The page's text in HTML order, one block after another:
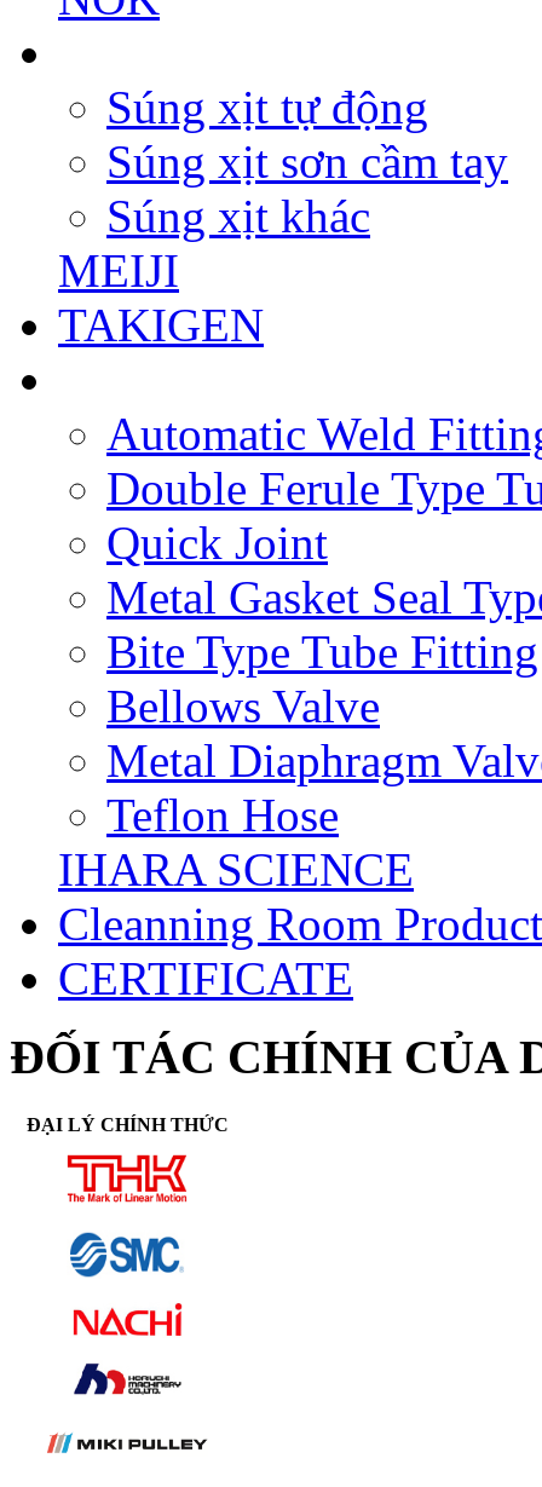
Súng xịt tự động
Súng xịt sơn cầm tay
Súng xịt khác
MEIJI
TAKIGEN
Automatic Weld
Double Ferule Type
Quick Joint
Metal Gasket Seal
Bite Type Tube Fitting
Bellows Valve
Metal Diaphragm
Teflon Hose
IHARA SCIENCE
Cleanning Room
CERTIFICATE
ĐỐI TÁC CHÍNH CỦA
ĐẠI LÝ CHÍNH THỨC